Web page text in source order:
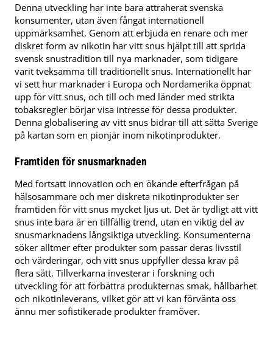
Denna utveckling har inte bara attraherat svenska
konsumenter, utan även fångat internationell
uppmärksamhet. Genom att erbjuda en renare och mer
diskret form av nikotin har vitt snus hjälpt till att sprida
svensk snustradition till nya marknader, som tidigare
varit tveksamma till traditionellt snus. Internationellt har
vi sett hur marknader i Europa och Nordamerika öppnat
upp för vitt snus, och till och med länder med strikta
tobaksregler börjar visa intresse för dessa produkter.
Denna globalisering av vitt snus bidrar till att sätta Sverige
på kartan som en pionjär inom nikotinprodukter.
Framtiden för snusmarknaden
Med fortsatt innovation och en ökande efterfrågan på
hälsosammare och mer diskreta nikotinprodukter ser
framtiden för vitt snus mycket ljus ut. Det är tydligt att vitt
snus inte bara är en tillfällig trend, utan en viktig del av
snusmarknadens långsiktiga utveckling. Konsumenterna
söker alltmer efter produkter som passar deras livsstil
och värderingar, och vitt snus uppfyller dessa krav på
flera sätt. Tillverkarna investerar i forskning och
utveckling för att förbättra produkternas smak, hållbarhet
och nikotinleverans, vilket gör att vi kan förvänta oss
ännu mer sofistikerade produkter framöver.